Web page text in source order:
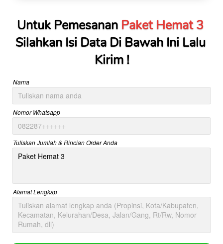
Untuk Pemesanan Paket Hemat 3
Silahkan Isi Data Di Bawah Ini Lalu
Kirim !
Nama
Nomor Whatsapp
Tuliskan Jumlah & Rincian Order Anda
Alamat Lengkap